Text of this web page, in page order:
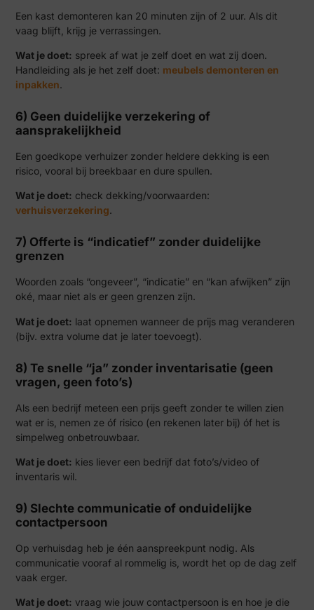
Een kast demonteren kan 20 minuten zijn of 2 uur. Als dit
vaag blijft, krijg je verrassingen.
Wat je doet: spreek af wat je zelf doet en wat zij doen.
Handleiding als je het zelf doet: meubels demonteren en
inpakken.
6) Geen duidelijke verzekering of
aansprakelijkheid
Een goedkope verhuizer zonder heldere dekking is een
risico, vooral bij breekbaar en dure spullen.
Wat je doet: check dekking/voorwaarden:
verhuisverzekering.
7) Offerte is “indicatief” zonder duidelijke
grenzen
Woorden zoals “ongeveer”, “indicatie” en “kan afwijken” zijn
oké, maar niet als er geen grenzen zijn.
Wat je doet: laat opnemen wanneer de prijs mag veranderen
(bijv. extra volume dat je later toevoegt).
8) Te snelle “ja” zonder inventarisatie (geen
vragen, geen foto’s)
Als een bedrijf meteen een prijs geeft zonder te willen zien
wat er is, nemen ze óf risico (en rekenen later bij) óf het is
simpelweg onbetrouwbaar.
Wat je doet: kies liever een bedrijf dat foto’s/video of
inventaris wil.
9) Slechte communicatie of onduidelijke
contactpersoon
Op verhuisdag heb je één aanspreekpunt nodig. Als
communicatie vooraf al rommelig is, wordt het op de dag zelf
vaak erger.
Wat je doet: vraag wie jouw contactpersoon is en hoe je die